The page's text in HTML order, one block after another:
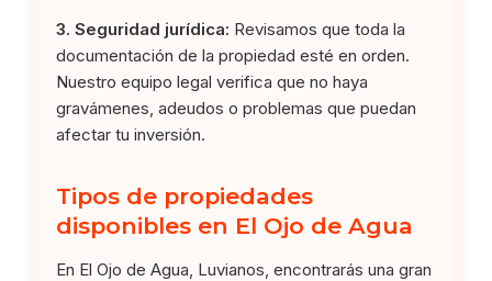
3. Seguridad jurídica: Revisamos que toda la
documentación de la propiedad esté en orden.
Nuestro equipo legal verifica que no haya
gravámenes, adeudos o problemas que puedan
afectar tu inversión.
Tipos de propiedades
disponibles en El Ojo de Agua
En El Ojo de Agua, Luvianos, encontrarás una gran